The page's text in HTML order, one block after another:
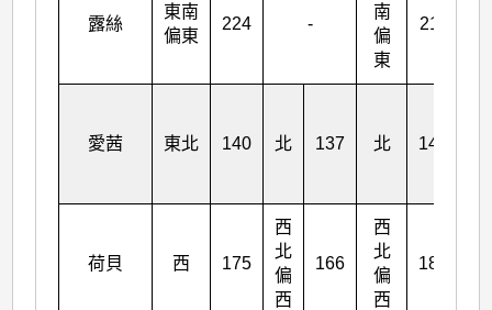
露絲
東南
偏東
224 -
南
偏
東
211
愛茜 東北 140 北 137 北 140
荷貝 西 175
西
北
偏
西
166
西
北
偏
西
182